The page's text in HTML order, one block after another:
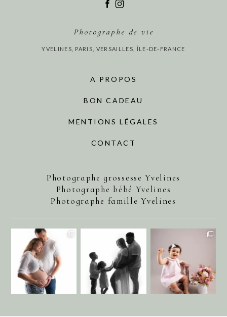
Photographe de vie
YVELINES, PARIS, VERSAILLES, ÎLE-DE-FRANCE
A PROPOS
BON CADEAU
MENTIONS LÉGALES
CONTACT
Photographe grossesse Yvelines
Photographe bébé Yvelines
Photographe famille Yvelines
annecharlotteaubel
Août 1
annecharlotteaubel
Juil 29
annecharlotteaubel